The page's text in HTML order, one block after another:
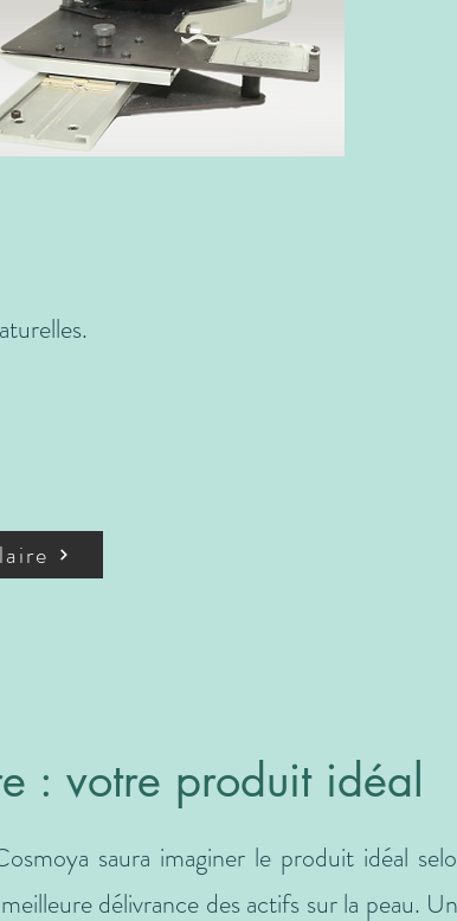
: votre produit idéal
saura imaginer le produit idéal
délivrance des actifs sur la peau.